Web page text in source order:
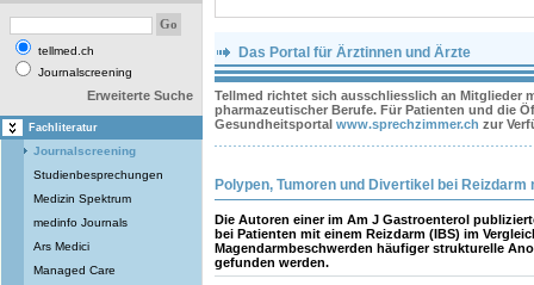
tellmed.ch
Journalscreening
Erweiterte Suche
Fachliteratur
Journalscreening
Studienbesprechungen
Medizin Spektrum
medinfo Journals
Ars Medici
Managed Care
Das Portal für Ärztinnen und Ärzte
Tellmed richtet sich ausschliesslich an Mitglieder
pharmazeutischer Berufe. Für Patienten und die
Gesundheitsportal www.sprechzimmer.ch zur
Polypen, Tumoren und Divertikel bei Reizdarm
Die Autoren einer im Am J Gastroenterol
bei Patienten mit einem Reizdarm (IBS) im
Magendarmbeschwerden häufiger strukturelle
gefunden werden.